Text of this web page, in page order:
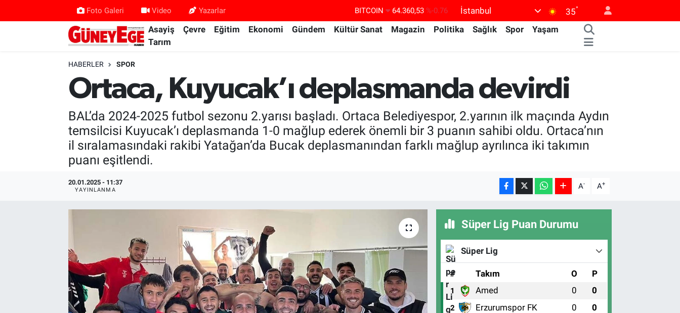
Foto Galeri Video Yazarlar DOLAR 47,7069 %0.17
EURO
55,0265
%0.01
BİST100
13.887 %64
BITCOIN
64.360,53 %-0.76
İstanbul 35°
Asayiş Çevre Eğitim Ekonomi Gündem Kültür Sanat Magazin Politika Sağlık Spor
Yaşam
Tarım
HABERLER SPOR
Ortaca, Kuyucak’ı deplasmanda devirdi
BAL’da 2024-2025 futbol sezonu 2.yarısı başladı. Ortaca Belediyespor, 2.yarının ilk maçında Aydın
temsilcisi Kuyucak’ı deplasmanda 1-0 mağlup ederek önemli bir 3 puanın sahibi oldu. Ortaca’nın
il sıralamasındaki rakibi Yatağan’da Bucak deplasmanından farklı mağlup ayrılınca iki takımın
puanı eşitlendi.
20.01.2025 - 11:37
YAYINLANMA A- A+
Süper Lig Puan Durumu
Süper Lig
# Takım O P
1 Amed 0 0
2 Erzurumspor FK 0 0
Kültür Sanat
İstanbul Hava Durumu
İstanbul Trafik Yoğunluk Haritası
Süper Lig Puan Durumu ve Fikstür
Tüm Manşetler
Son Dakika Haberleri
Haber Arşivi